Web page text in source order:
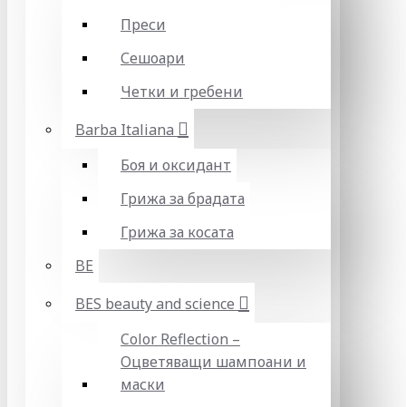
Преси
Сешоари
Четки и гребени
Barba Italiana
Боя и оксидант
Грижа за брадата
Грижа за косата
BE
BES beauty and science
Color Reflection –
Оцветяващи шампоани и
маски